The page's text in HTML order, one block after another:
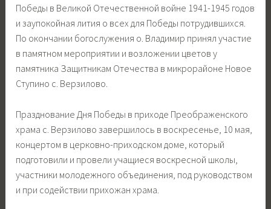
Победы в Великой Отечественной войне 1941-1945 годов
и заупокойная лития о всех для Победы потрудившихся.
По окончании богослужения о. Владимир принял участие
в памятном мероприятии и возложении цветов у
памятника Защитникам Отечества в микрорайоне Новое
Ступино с. Верзилово.
Празднование Дня Победы в приходе Преображенского
храма с. Верзилово завершилось в воскресенье, 10 мая,
концертом в церковно-приходском доме, который
подготовили и провели учащиеся воскресной школы,
участники молодежного объединения, под руководством
и при содействии прихожан храма.